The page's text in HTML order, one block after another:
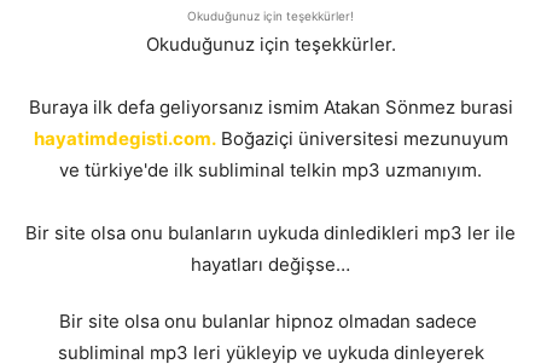
Okuduğunuz için teşekkürler!
Okuduğunuz için teşekkürler.
Buraya ilk defa geliyorsanız ismim Atakan Sönmez burasi
hayatimdegisti.com.Boğaziçi üniversitesi mezunuyum
ve türkiye'de ilk subliminal telkin mp3 uzmanıyım.
Bir site olsa onu bulanların uykuda dinledikleri mp3 ler ile
hayatları değişse…
Bir site olsa onu bulanlar hipnoz olmadan sadece
subliminal mp3 leri yükleyip ve uykuda dinleyerek